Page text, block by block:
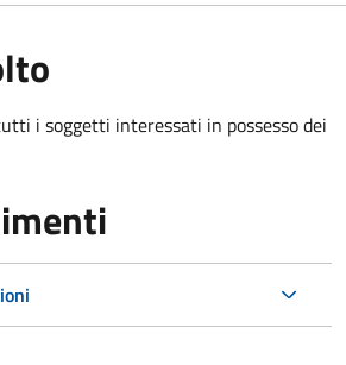
i soggetti interessati in possesso dei